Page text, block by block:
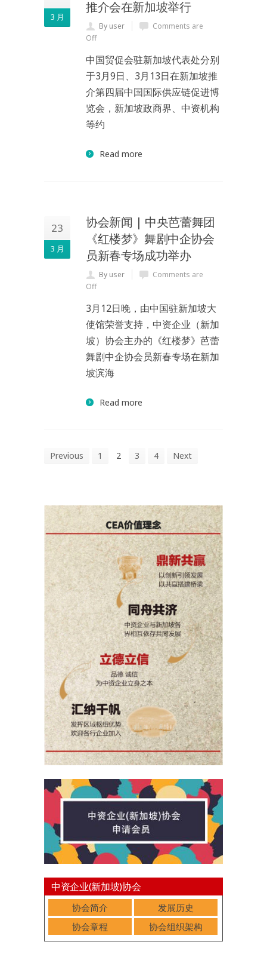
3 月
推介会在新加坡举行
By user
Comments are
Off
中国贸促会驻新加坡代表处分别
于3月9日、3月13日在新加坡推
介第四届中国国际供应链促进博
览会，新加坡政商界、中资机构
等约
Read more
23
3 月
协会新闻 | 中央芭蕾舞团
《红楼梦》舞剧中企协会
员新春专场成功举办
By user
Comments are
Off
3月12日晚，由中国驻新加坡大
使馆荣誉支持，中资企业（新加
坡）协会主办的《红楼梦》芭蕾
舞剧中企协会员新春专场在新加
坡滨海
Read more
Previous 1 2 3 4 Next
中资企业(新加坡)协会
协会简介
发展历史
协会章程
协会组织架构